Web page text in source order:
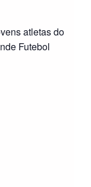
atletas do
Futebol